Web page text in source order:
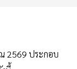
2569 ประกอบ